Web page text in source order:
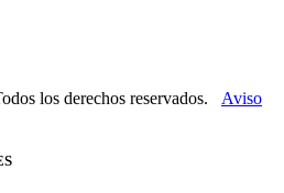
los derechos reservados. Aviso